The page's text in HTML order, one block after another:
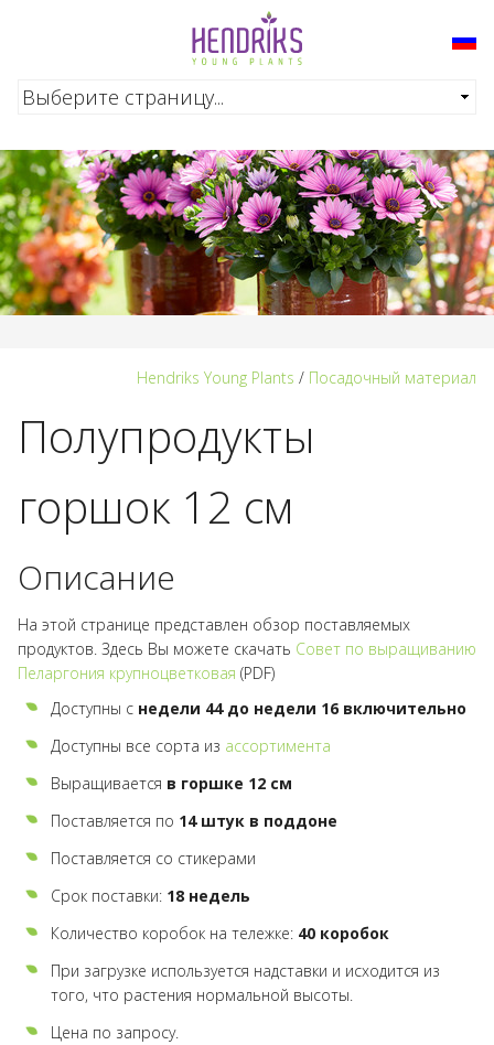
Hendriks Young Plants / Посадочный материал
Полупродукты
горшок 12 см
Описание
На этой странице представлен обзор поставляемых
продуктов. Здесь Вы можете скачать Совет по выращиванию
Пеларгония крупноцветковая (PDF)
Доступны с недели 44 до недели 16 включительно
Доступны все сорта из ассортимента
Выращивается в горшке 12 см
Поставляется по 14 штук в поддоне
Поставляется со стикерами
Срок поставки: 18 недель
Количество коробок на тележке: 40 коробок
При загрузке используется надставки и исходится из
того, что растения нормальной высоты.
Цена по запросу.